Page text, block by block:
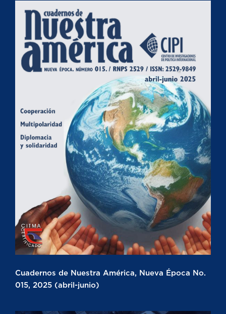
Cuadernos de Nuestra América, Nueva Época No.
015, 2025 (abril-junio)